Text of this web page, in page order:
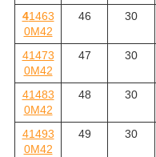
41463
0M42
46 30
41473
0M42
47 30
41483
0M42
48 30
41493
0M42
49 30